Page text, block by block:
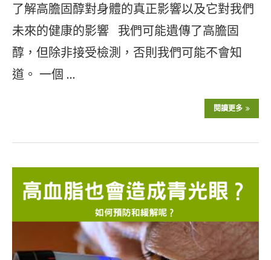
了解高膽固醇對身體的真正影響以及它對我們
未來的健康的影響 我們可能遺傳了高膽固
醇，但除非接受檢測，否則我們可能不會知
道。 一個 …
閱讀更多